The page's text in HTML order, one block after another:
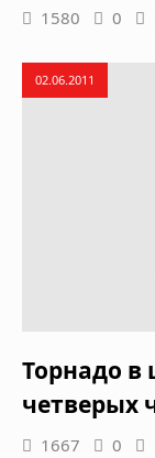
1580 0
02.06.2011
Торнадо в
четверых
1667 0